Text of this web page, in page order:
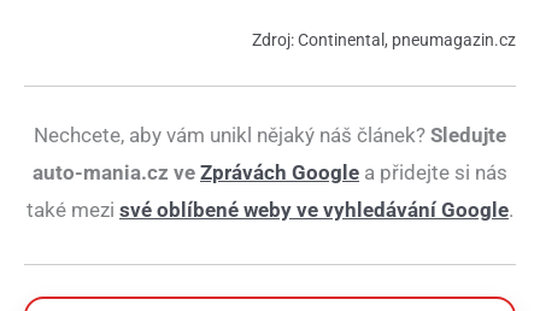
Zdroj: Continental, pneumagazin.cz
Nechcete, aby vám unikl nějaký náš článek? Sledujte
auto-mania.cz ve Zprávách Google a přidejte si nás
také mezi své oblíbené weby ve vyhledávání Google.